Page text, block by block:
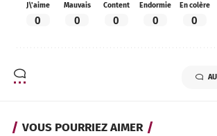
J\'aime
0
Mauvais
0
Content
0
Endormie
0
En colère
0
VOUS POURRIEZ AIMER